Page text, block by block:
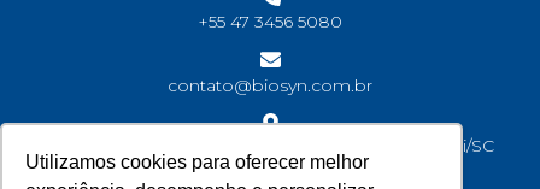
Utilizamos cookies para oferecer melhor
+55 47 3456 5080
contato@biosyn.com.br
Rua João Jaime Faria, S/N Bairro Corveta, Araquari/SC
CEP: 89245-000